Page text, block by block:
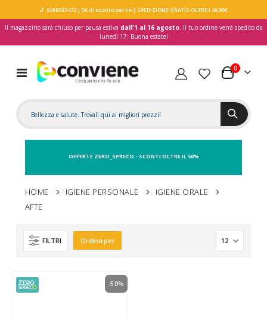
0498597472| 5€ di sconto per te| SPEDIZIONE GRATIS OLTRE I 49,90€
Il magazzino sarà chiuso per pausa estiva dall'1 al 16 agosto. Il tuo ordine verrà spedito da
lunedì 17. Buona estate!
Toggle
Nav
Carrello
0elementi
OFFERTE ZERO_SPRECO - SCONTI OLTRE IL 50%
HOME IGIENE PERSONALE
IGIENE ORALE
AFTE
FILTRI Ordina per
-50%